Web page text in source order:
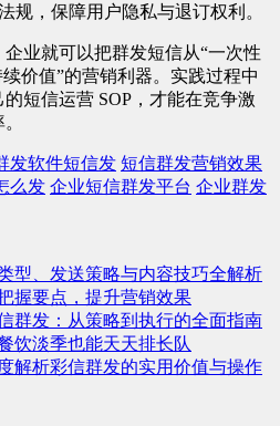
规，保障用户隐私与退订权利。
业就可以把群发短信从“一次性
价值”的营销利器。实践过程中
短信运营 SOP，才能在竞争激
发软件短信发 短信群发营销效果
么发 企业短信群发平台 企业群发
型、发送策略与内容技巧全解析
握要点，提升营销效果
群发：从策略到执行的全面指南
饮淡季也能天天排长队
解析彩信群发的实用价值与操作